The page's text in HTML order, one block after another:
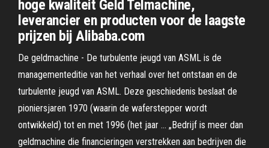
hoge kwaliteit Geld Telmachine,
leverancier en producten voor de laagste
prijzen bij Alibaba.com
De geldmachine - De turbulente jeugd van ASML is de
managementeditie van het verhaal over het ontstaan en de
turbulente jeugd van ASML. Deze geschiedenis beslaat de
pioniersjaren 1970 (waarin de waferstepper wordt
ontwikkeld) tot en met 1996 (het jaar … „Bedrijf is meer dan
geldmachine die financieringen verstrekken aan bedrijven die